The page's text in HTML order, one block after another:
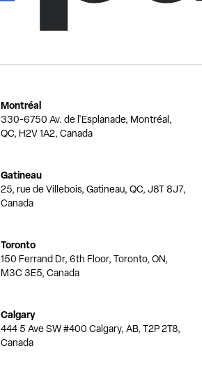
Montréal
330-6750 Av. de l'Esplanade, Montréal,
QC, H2V 1A2, Canada
Gatineau
25, rue de Villebois, Gatineau, QC, J8T 8J7,
Canada
Toronto
150 Ferrand Dr, 6th Floor, Toronto, ON,
M3C 3E5, Canada
Calgary
444 5 Ave SW #400 Calgary, AB, T2P 2T8,
Canada